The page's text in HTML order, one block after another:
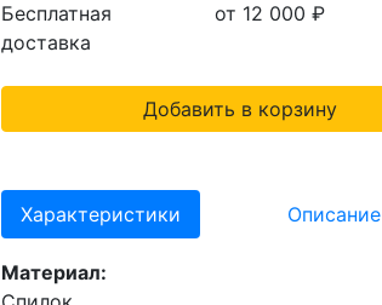
Бесплатная
доставка
от 12 000 ₽
Добавить в корзину
Характеристики Описание
Материал: